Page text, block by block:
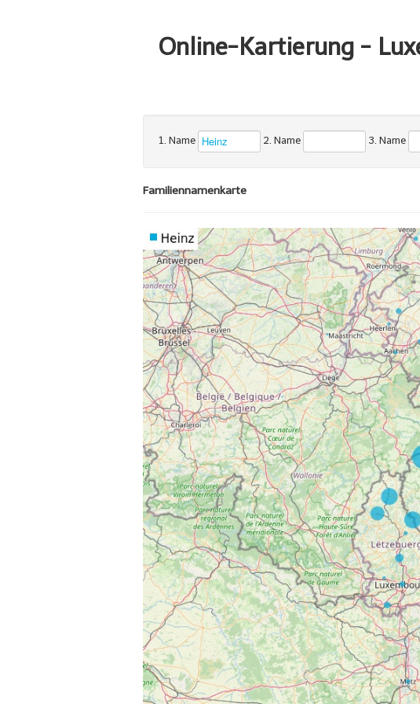
Online-Kartierung -
1. Name 2. Name 3. Name
Familiennamenkarte